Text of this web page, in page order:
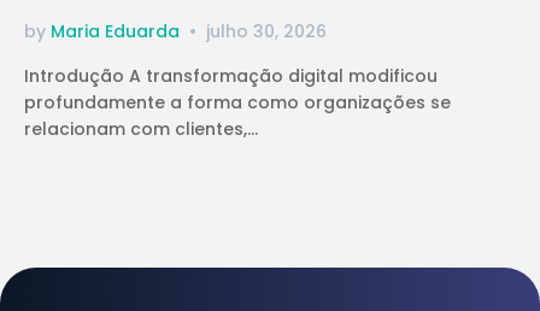
by Maria Eduarda
julho 30, 2026
Introdução A transformação digital modificou
profundamente a forma como organizações se
relacionam com clientes,...